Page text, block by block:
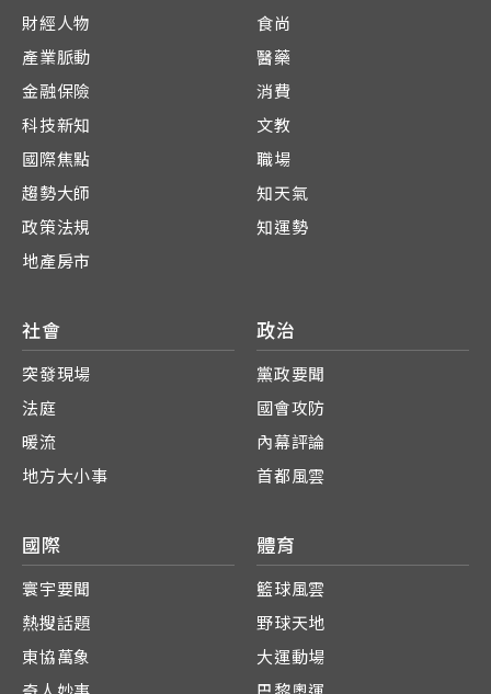
財經人物
產業脈動
金融保險
科技新知
國際焦點
趨勢大師
政策法規
地產房市
食尚
醫藥
消費
文教
職場
知天氣
知運勢
社會
突發現場
法庭
暖流
地方大小事
政治
黨政要聞
國會攻防
內幕評論
首都風雲
國際
寰宇要聞
熱搜話題
東協萬象
體育
籃球風雲
野球天地
大運動場